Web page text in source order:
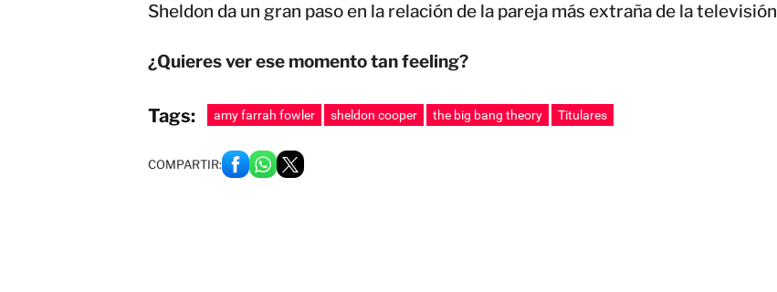
Sheldon da un gran paso en la relación de la pareja más extraña de la televisión
¿Quieres ver ese momento tan feeling?
Tags: amy farrah fowler sheldon cooper the big bang theory Titulares
COMPARTIR: